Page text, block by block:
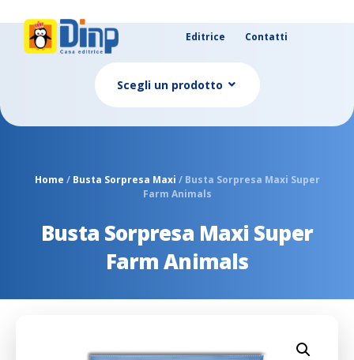
Editrice Contatti
Scegli un prodotto
Home / Busta Sorpresa Maxi / Busta Sorpresa Maxi Super
Farm Animals
Busta Sorpresa Maxi Super
Farm Animals